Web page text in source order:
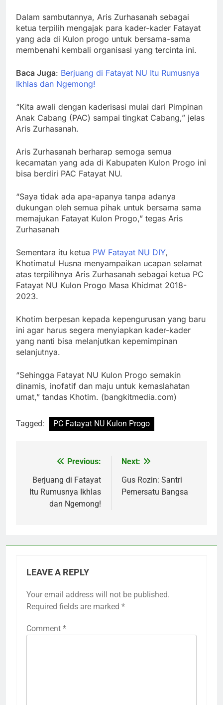
Dalam sambutannya, Aris Zurhasanah sebagai
ketua terpilih mengajak para kader-kader Fatayat
yang ada di Kulon progo untuk bersama-sama
membenahi kembali organisasi yang tercinta ini.
Baca Juga: Berjuang di Fatayat NU Itu Rumusnya
Ikhlas dan Ngemong!
“Kita awali dengan kaderisasi mulai dari Pimpinan
Anak Cabang (PAC) sampai tingkat Cabang,” jelas
Aris Zurhasanah.
Aris Zurhasanah berharap semoga semua
kecamatan yang ada di Kabupaten Kulon Progo ini
bisa berdiri PAC Fatayat NU.
“Saya tidak ada apa-apanya tanpa adanya
dukungan oleh semua pihak untuk bersama sama
memajukan Fatayat Kulon Progo,” tegas Aris
Zurhasanah
Sementara itu ketua PW Fatayat NU DIY,
Khotimatul Husna menyampaikan ucapan selamat
atas terpilihnya Aris Zurhasanah sebagai ketua PC
Fatayat NU Kulon Progo Masa Khidmat 2018-
2023.
Khotim berpesan kepada kepengurusan yang baru
ini agar harus segera menyiapkan kader-kader
yang nanti bisa melanjutkan kepemimpinan
selanjutnya.
“Sehingga Fatayat NU Kulon Progo semakin
dinamis, inofatif dan maju untuk kemaslahatan
umat,” tandas Khotim. (bangkitmedia.com)
Tagged: PC Fatayat NU Kulon Progo
navigation
Previous:
Berjuang di Fatayat
Itu Rumusnya Ikhlas
dan Ngemong!
Next:
Gus Rozin: Santri
Pemersatu Bangsa
LEAVE A REPLY
Your email address will not be published.
Required fields are marked *
Comment *